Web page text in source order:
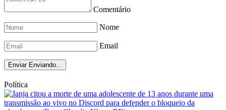
Comentário
Nome
Email
Enviar Enviando...
Política